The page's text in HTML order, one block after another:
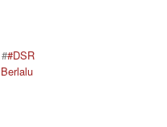
##DSR